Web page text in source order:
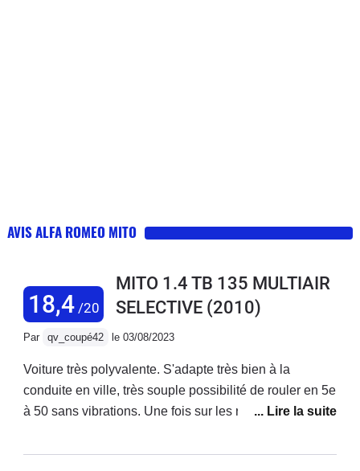
AVIS ALFA ROMEO MITO
18,4/20
MITO 1.4 TB 135 MULTIAIR
SELECTIVE (2010)
Par qv_coupé42 le 03/08/2023
Voiture très polyvalente. S'adapte très bien à la
conduite en ville, très souple possibilité de rouler en 5e
à 50 sans vibrations. Une fois sur les routes de
voiture est imaginée pour cela. Tenue de route